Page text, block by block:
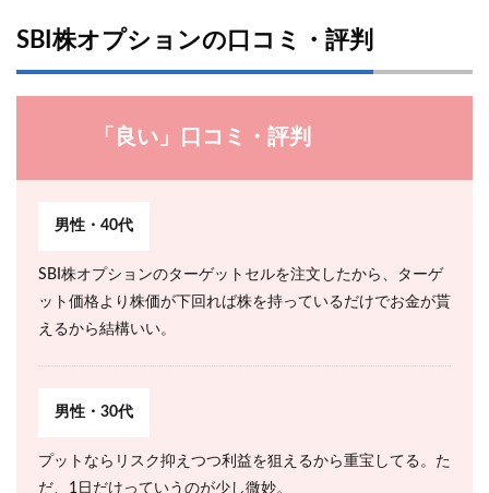
SBI株オプションの口コミ・評判
「良い」口コミ・評判
男性・40代
SBI株オプションのターゲットセルを注文したから、ターゲ
ット価格より株価が下回れば株を持っているだけでお金が貰
えるから結構いい。
男性・30代
プットならリスク抑えつつ利益を狙えるから重宝してる。た
だ、1日だけっていうのが少し微妙。